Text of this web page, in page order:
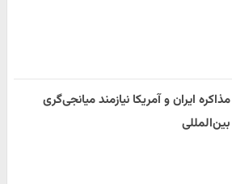
مذاکره ایران و آمریکا نیازمند میانجی‌گری
بین‌المللی